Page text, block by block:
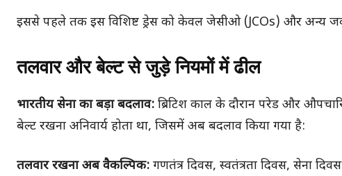
इससे पहले तक इस विशिष्ट ड्रेस को केवल जेसीओ (JCOs) और अन्य
तलवार और बेल्ट से जुड़े नियमों में ढील
भारतीय सेना का बड़ा बदलाव: ब्रिटिश काल के दौरान परेड और
बेल्ट रखना अनिवार्य होता था, जिसमें अब बदलाव किया गया है:
तलवार रखना अब वैकल्पिक: गणतंत्र दिवस, स्वतंत्रता दिवस, सेना